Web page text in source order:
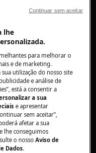
por condensação
de ciclo não
opções de
lhe
para melhorar o
e de marketing.
utilização do nosso site
e análise de
está a consentir a
a sua
e apresentar
sem aceitar”,
afetar a sua
lhe conseguimos
o nossoAviso de
Dados.
Continuar sem aceitar